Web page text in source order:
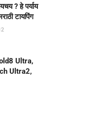
? हे पर्याय
टायपिंग
Ultra,
Ultra2,